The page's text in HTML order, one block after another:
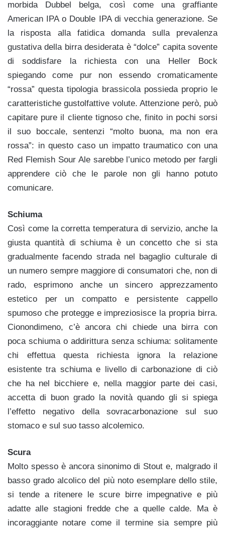
morbida Dubbel belga, così come una graffiante
American IPA o Double IPA di vecchia generazione. Se
la risposta alla fatidica domanda sulla prevalenza
gustativa della birra desiderata è “dolce” capita sovente
di soddisfare la richiesta con una Heller Bock
spiegando come pur non essendo cromaticamente
“rossa” questa tipologia brassicola possieda proprio le
caratteristiche gustolfattive volute. Attenzione però, può
capitare pure il cliente tignoso che, finito in pochi sorsi
il suo boccale, sentenzi “molto buona, ma non era
rossa”: in questo caso un impatto traumatico con una
Red Flemish Sour Ale sarebbe l’unico metodo per fargli
apprendere ciò che le parole non gli hanno potuto
comunicare.
Schiuma
Così come la corretta temperatura di servizio, anche la
giusta quantità di schiuma è un concetto che si sta
gradualmente facendo strada nel bagaglio culturale di
un numero sempre maggiore di consumatori che, non di
rado, esprimono anche un sincero apprezzamento
estetico per un compatto e persistente cappello
spumoso che protegge e impreziosisce la propria birra.
Cionondimeno, c’è ancora chi chiede una birra con
poca schiuma o addirittura senza schiuma: solitamente
chi effettua questa richiesta ignora la relazione
esistente tra schiuma e livello di carbonazione di ciò
che ha nel bicchiere e, nella maggior parte dei casi,
accetta di buon grado la novità quando gli si spiega
l’effetto negativo della sovracarbonazione sul suo
stomaco e sul suo tasso alcolemico.
Scura
Molto spesso è ancora sinonimo di Stout e, malgrado il
basso grado alcolico del più noto esemplare dello stile,
si tende a ritenere le scure birre impegnative e più
adatte alle stagioni fredde che a quelle calde. Ma è
incoraggiante notare come il termine sia sempre più